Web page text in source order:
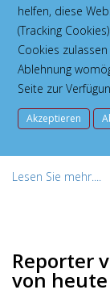
spät?
Die Junge-
die Vor- und
Lesen Sie mehr....
Reporter
von heute
helfen, diese
(Tracking
Cookies
Ablehnung
Seite zur
Akzeptieren